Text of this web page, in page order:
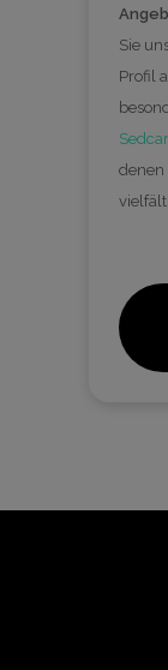
Sie
Profil
denen